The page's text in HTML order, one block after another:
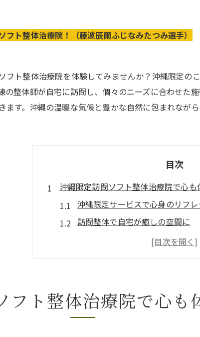
ト整体治療院！（藤波辰爾ふじなみたつみ選手）
フト整体治療院を体験してみませんか？沖縄限定
の整体師が自宅に訪問し、個々のニーズに合わせた
ます。沖縄の温暖な気候と豊かな自然に包まれなが
目次
沖縄限定訪問ソフト整体治療院で心も
沖縄限定サービスで心身のリフレ
訪問整体で自宅が癒しの空間に
心も体も癒すソフト整体の魅力
忙しい日々に最適なリラクゼー
沖縄の自然と調和した整体体験
介護疲れの救世主沖縄豊見城の訪問
フト整体治療院で心も